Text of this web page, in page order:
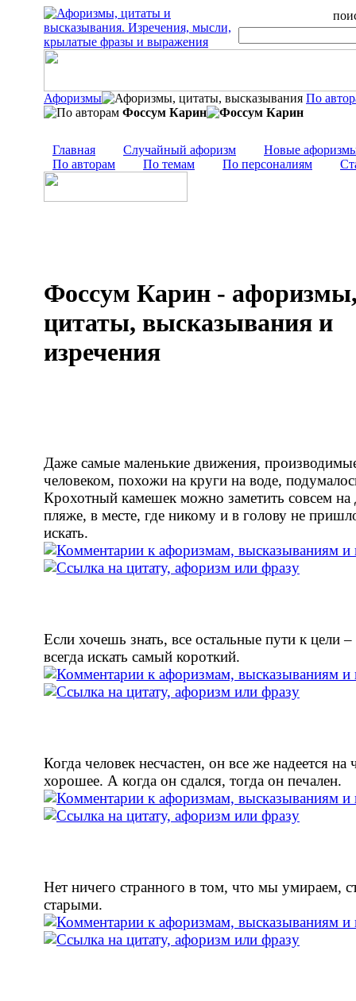
Афоризмы
По
Фоссум Карин
Главная Случайный афоризм
Новые
По авторам
По темам По персоналиям
Фоссум Карин -
цитаты, высказывания и
изречения
Даже самые маленькие движения,
человеком, похожи на круги на воде,
Крохотный камешек можно заметить совсем на
пляже, в месте, где никому и в голову не
искать.
Если хочешь знать, все остальные пути к цели
всегда искать самый короткий.
Когда человек несчастен, он все же надеется на
хорошее. А когда он сдался, тогда он печален.
Нет ничего странного в том, что мы умираем,
старыми.